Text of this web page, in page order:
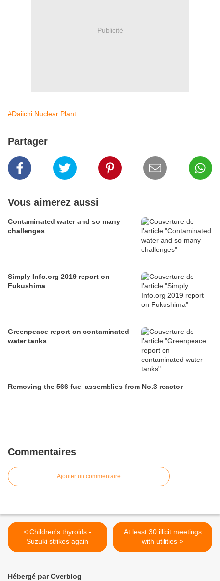
Publicité
#Daiichi Nuclear Plant
Partager
Vous aimerez aussi
Contaminated water and so many
challenges
Simply Info.org 2019 report on
Fukushima
Greenpeace report on contaminated
water tanks
Removing the 566 fuel assemblies from No.3 reactor
Commentaires
Ajouter un commentaire
< Children's thyroids -
Suzuki strikes again
At least 30 illicit meetings
with utilities >
Hébergé par Overblog